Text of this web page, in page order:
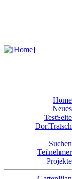
Home
Neues
TestSeite
DorfTratsch
Suchen
Teilnehmer
Projekte